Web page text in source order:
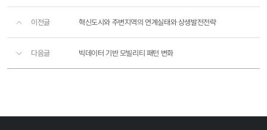
이전글 혁신도시와 주변지역의 연계실태와 상생발전전략
다음글 빅데이터 기반 모빌리티 패턴 변화